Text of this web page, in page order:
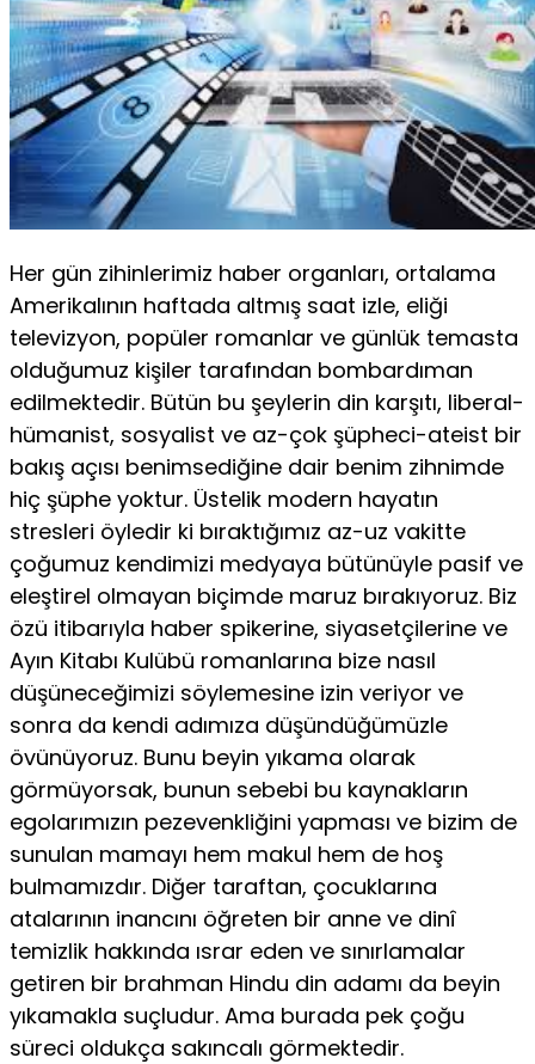
Her gün zihinlerimiz haber organları, ortalama
Amerikalının haftada altmış saat izle, eliği
televizyon, popüler romanlar ve günlük temasta
olduğumuz kişiler tarafından bombardıman
edilmektedir. Bütün bu şeylerin din kar­şıtı, liberal-
hümanist, sosyalist ve az-çok şüpheci-ateist bir
bakış açı­sı benimsediğine dair benim zihnimde
hiç şüphe yoktur. Üstelik mo­dern hayatın
stresleri öyledir ki bıraktığımız az-uz vakitte
çoğumuz kendimizi medyaya bütünüyle pasif ve
eleştirel olmayan biçimde ma­ruz bırakıyoruz. Biz
özü itibarıyla haber spikerine, siyasetçilerine ve
Ayın Kitabı Kulübü romanlarına bize nasıl
düşüneceğimizi söyleme­sine izin veriyor ve
sonra da kendi adımıza düşündüğümüzle
övünü­yoruz. Bunu beyin yıkama olarak
görmüyorsak, bunun sebebi bu kay­nakların
egolarımızın pezevenkliğini yapması ve bizim de
sunulan ma­mayı hem makul hem de hoş
bulmamızdır. Diğer taraftan, çocukları­na
atalarının inancını öğreten bir anne ve dinî
temizlik hakkında ıs­rar eden ve sınırlamalar
getiren bir brahman Hindu din adamı da be­yin
yıkamakla suçludur. Ama burada pek çoğu
süreci oldukça sakın­calı görmektedir.